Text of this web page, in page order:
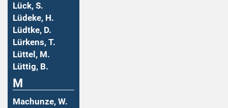
Lück, S.
Lüdeke, H.
Lüdtke, D.
Lürkens, T.
Lüttel, M.
Lüttig, B.
M
Machunze, W.